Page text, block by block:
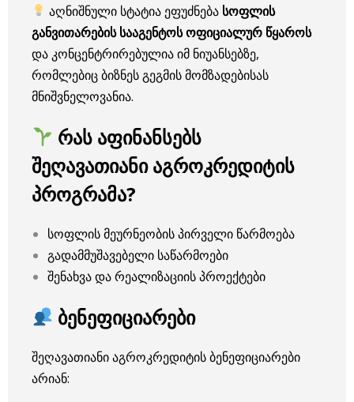
აღნიშნული სტატია ეფუძნება სოფლის
განვითარების სააგენტოს ოფიციალურ წყაროს
და კონცენტრირებულია იმ ნიუანსებზე,
რომლებიც ბიზნეს გეგმის მომზადებისას
მნიშვნელოვანია.
რას აფინანსებს
შეღავათიანი აგროკრედიტის
პროგრამა?
სოფლის მეურნეობის პირველი წარმოება
გადამმუშავებელი საწარმოები
შენახვა და რეალიზაციის პროექტები
ბენეფიციარები
შეღავათიანი აგროკრედიტის ბენეფიციარები
არიან: